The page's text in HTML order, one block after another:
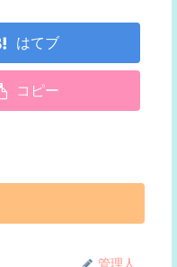
はてブ
コピー
管理人